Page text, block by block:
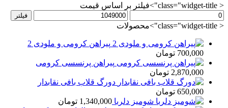
< class="widget-title">فیلتر بر اساس قیمت
حداقل
قیمت
حداکثر
قیمت
فیلتر
< class="widget-title">محصولات
پیراهن کرومی و ملودی 2
700,000 تومان
پیراهن پرنسسی کرومی
2,870,000 تومان
دورگ قلاب بافی نقابدار
650,000 تومان
شومیز دلربا 1,340,000 تومان